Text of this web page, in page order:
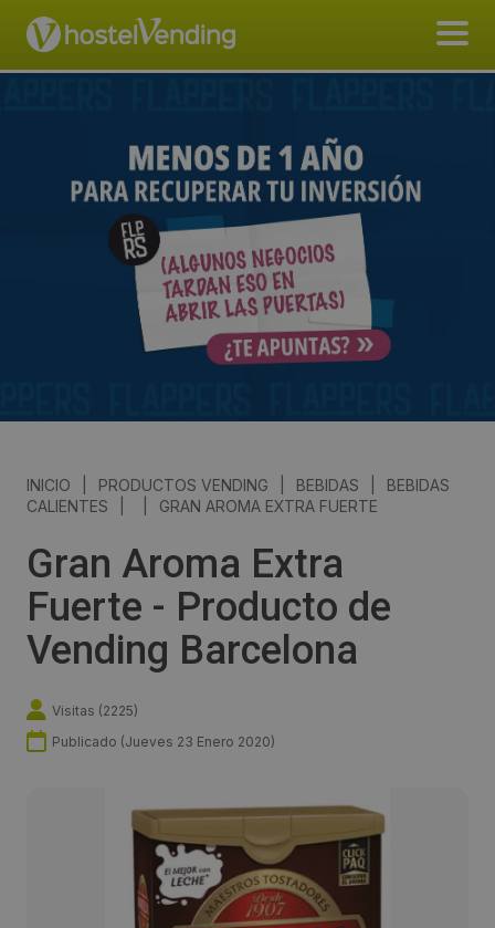
INICIO PRODUCTOS VENDING BEBIDAS
BEBIDAS
CALIENTES
GRAN AROMA EXTRA FUERTE
Gran Aroma Extra
Fuerte - Producto de
Vending Barcelona
Visitas (2225)
Publicado (Jueves 23 Enero 2020)